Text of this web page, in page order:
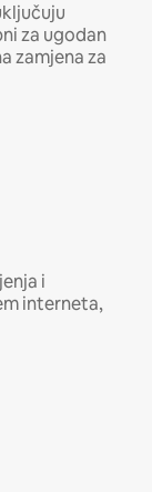
za ugodan
zamjena za
i
interneta,